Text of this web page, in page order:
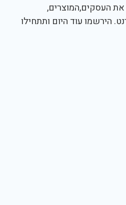
את העסקים,המוצרים,
הירשמו עוד היום ותתחילו